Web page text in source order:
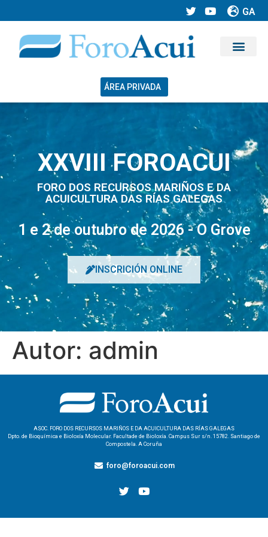
GA
ÁREA PRIVADA
XXVIII FOROACUI
FORO DOS RECURSOS MARIÑOS E DA
ACUICULTURA DAS RÍAS GALEGAS
1 e 2 de outubro de 2026 - O Grove
INSCRICIÓN ONLINE
Autor: admin
ASOC. FORO DOS RECURSOS MARIÑOS E DA ACUICULTURA DAS RÍAS GALEGAS
Dpto. de Bioquímica e Bioloxía Molecular. Facultade de Bioloxía. Campus Sur s/n. 15782. Santiago de
Compostela. A Coruña
foro@foroacui.com